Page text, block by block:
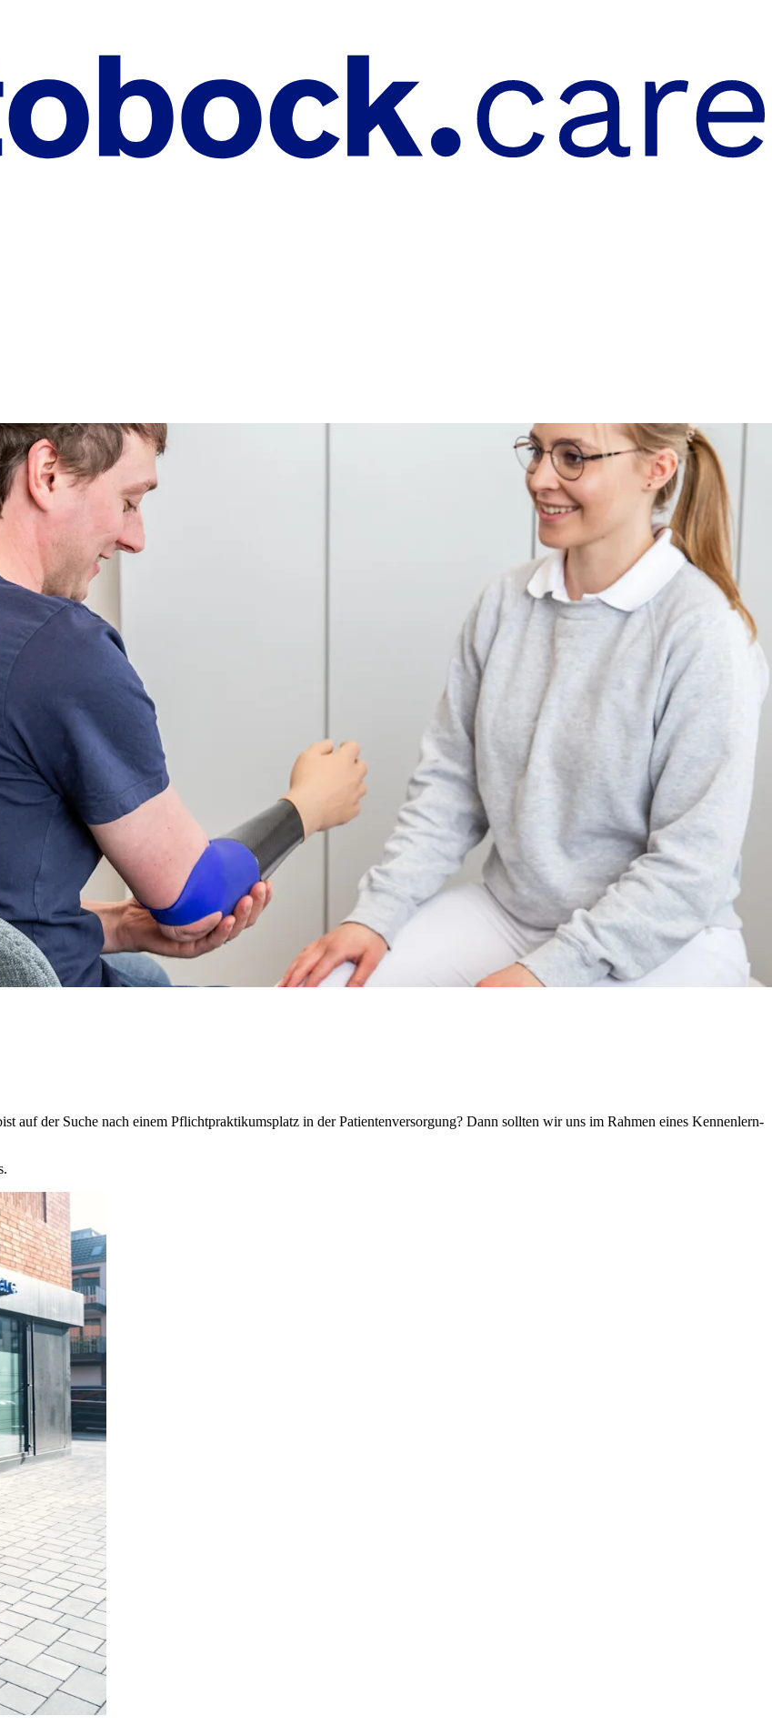
auf der Suche nach einem Pflichtpraktikumsplatz in der Patientenversorgung? Dann sollten wir uns im Rahmen eines Kennenlern-